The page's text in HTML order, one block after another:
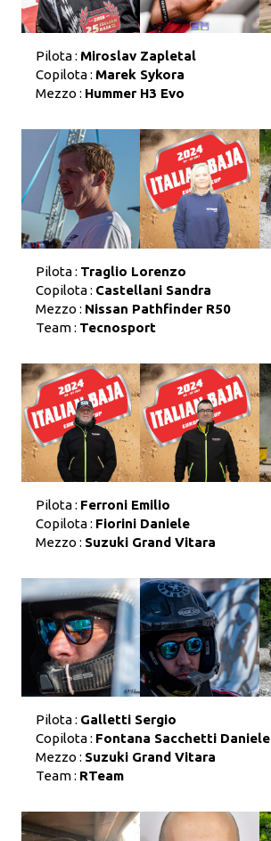
Pilota : Miroslav Zapletal
Copilota : Marek Sykora
Mezzo : Hummer H3 Evo
Pilota : Traglio Lorenzo
Copilota : Castellani Sandra
Mezzo : Nissan Pathfinder R50
Team : Tecnosport
Pilota : Ferroni Emilio
Copilota : Fiorini Daniele
Mezzo : Suzuki Grand Vitara
Pilota : Galletti Sergio
Copilota : Fontana Sacchetti Daniele
Mezzo : Suzuki Grand Vitara
Team : RTeam